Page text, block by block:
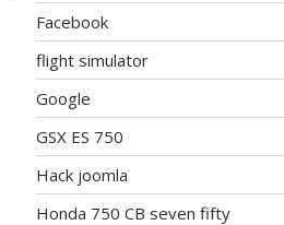
Facebook
flight simulator
Google
GSX ES 750
Hack joomla
Honda 750 CB seven fifty